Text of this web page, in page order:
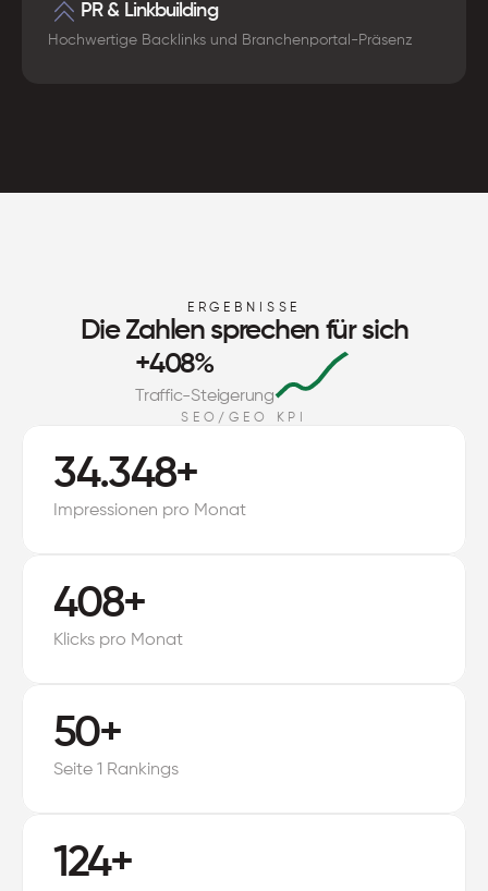
PR & Linkbuilding
Hochwertige Backlinks und Branchenportal-Präsenz
ERGEBNISSE
Die Zahlen sprechen für sich
+408%
Traffic-Steigerung
SEO/GEO KPI
34.348+
Impressionen pro Monat
408+
Klicks pro Monat
50+
Seite 1 Rankings
124+